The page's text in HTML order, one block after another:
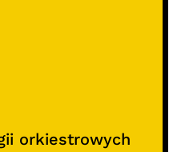
orkiestrowych